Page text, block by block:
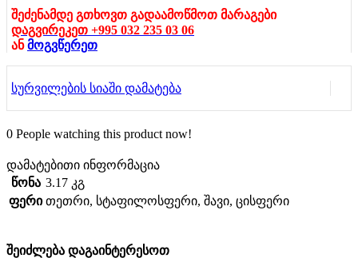
შეძენამდე გთხოვთ გადაამოწმოთ მარაგები
დაგვირეკეთ +995 032 235 03 06
ანმოგვწერეთ
სურვილების სიაში დამატება
0 People watching this product now!
დამატებითი ინფორმაცია
წონა 3.17 კგ
ფერი თეთრი, სტაფილოსფერი, შავი, ცისფერი
შეიძლება დაგაინტერესოთ